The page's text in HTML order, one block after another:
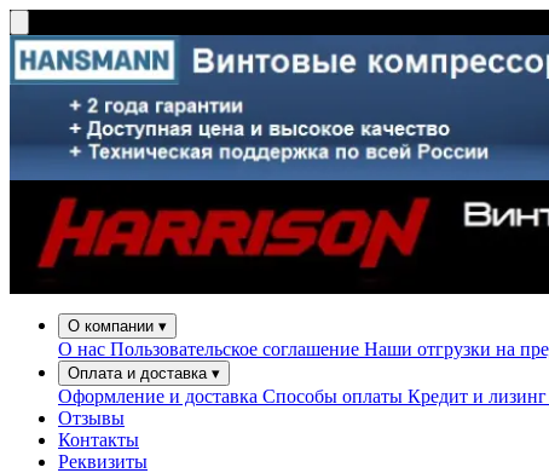
О компании ▾
О нас Пользовательское соглашение Наши отгрузки на
Оплата и доставка ▾
Оформление и доставка Способы оплаты Кредит и лизинг
Отзывы
Контакты
Реквизиты